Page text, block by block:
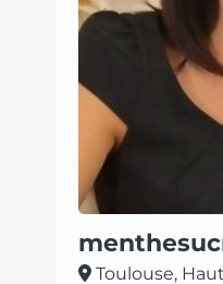
Toulouse,